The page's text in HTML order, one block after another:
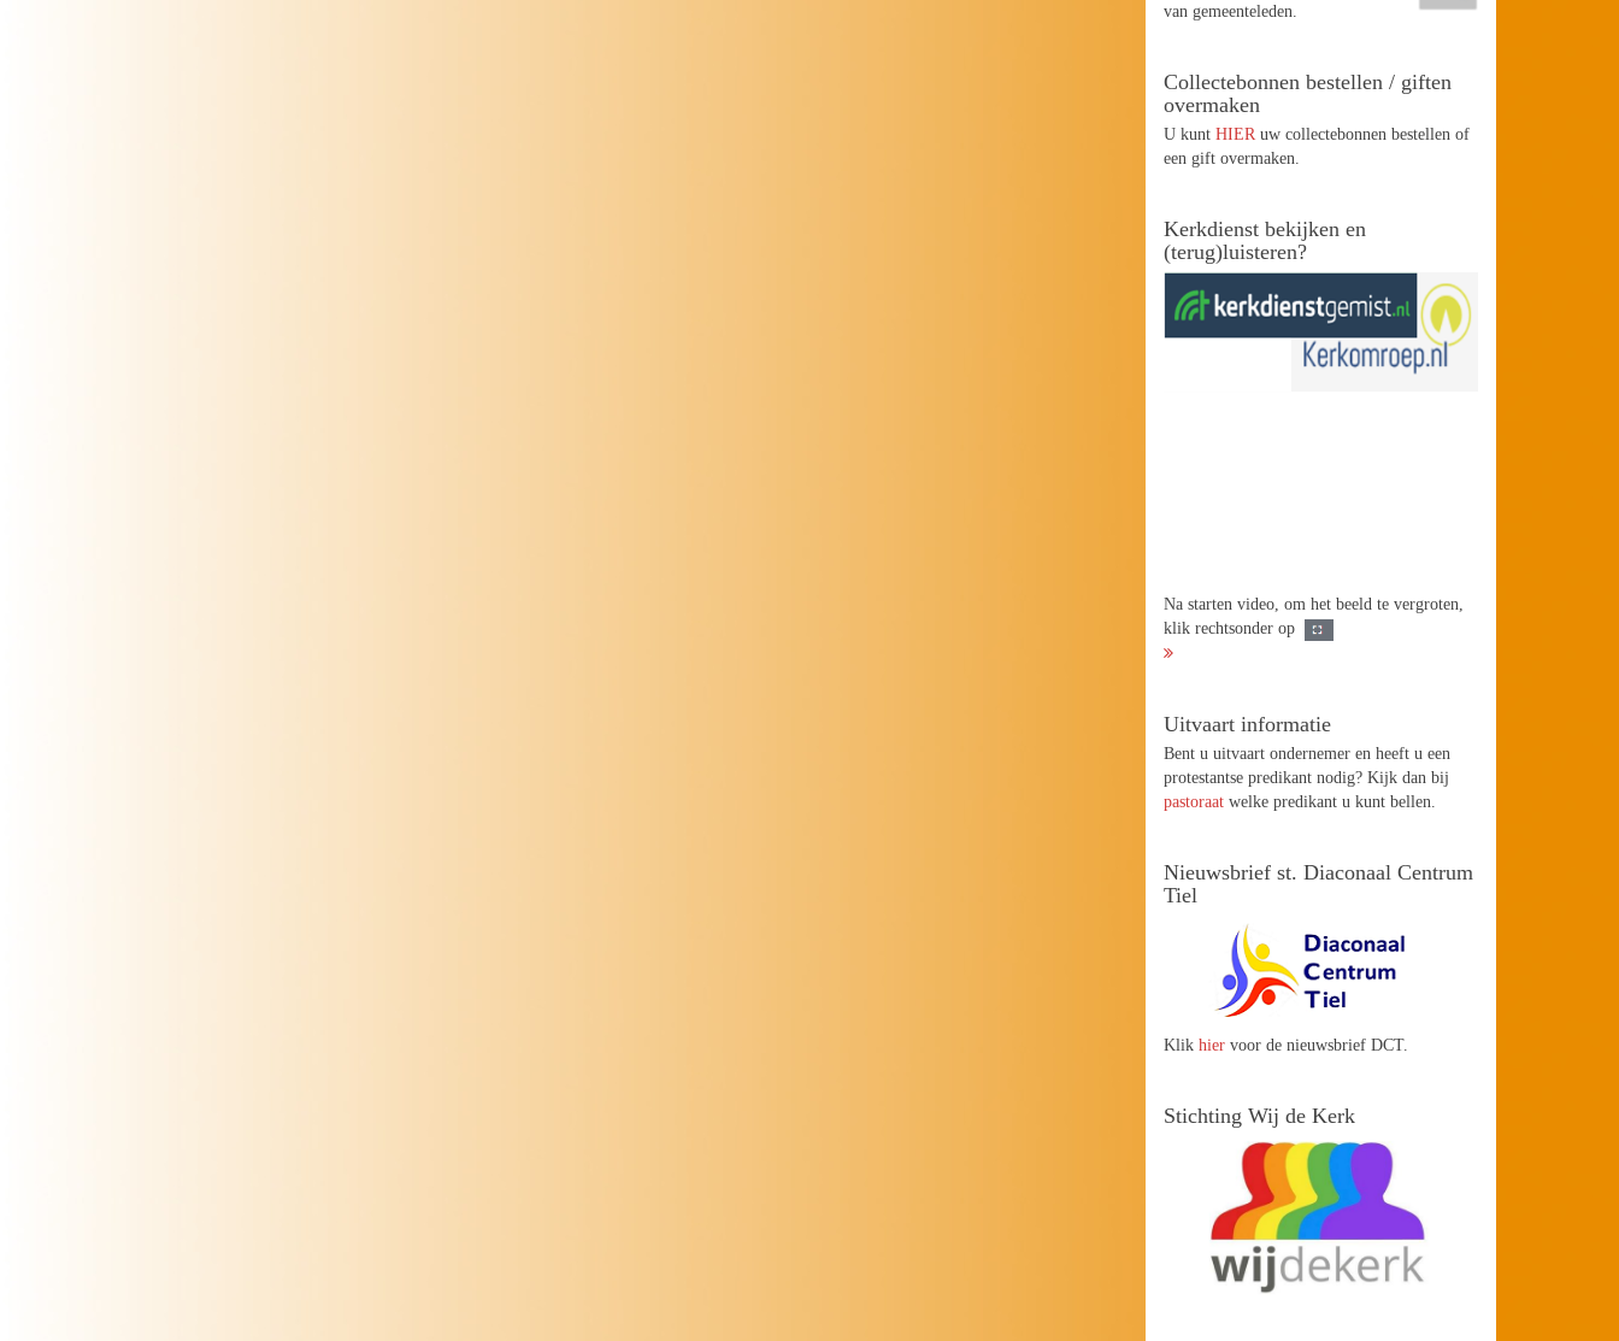
van gemeenteleden.
Collectebonnen bestellen / giften
overmaken
U kuntHIER uw collectebonnen bestellen of
een gift overmaken.
Kerkdienst bekijken en
(terug)luisteren?
Na starten video, om het beeld te vergroten,
klik rechtsonder op
Uitvaart informatie
Bent u uitvaart ondernemer en heeft u een
protestantse predikant nodig? Kijk dan bij
pastoraat welke predikant u kunt bellen.
Nieuwsbrief st. Diaconaal Centrum
Tiel
Klikhier voor de nieuwsbrief DCT.
Stichting Wij de Kerk